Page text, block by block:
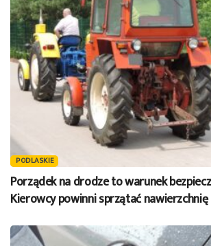
PODLASKIE
Porządek na drodze to warunek
Kierowcy powinni sprzątać nawierzchnię